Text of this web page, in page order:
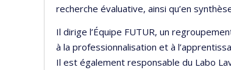
recherche évaluative, ainsi qu’en
Il dirige l’Équipe FUTUR, un
à la professionnalisation et à
Il est également responsable du Labo